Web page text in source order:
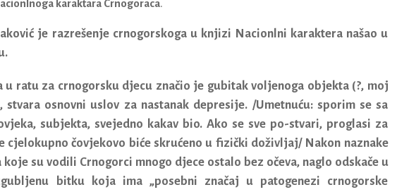
karaktara Crnogoraca.
je razrešenje crnogorskoga u knjizi Nacionlni karaktera našao u
u ratu za crnogorsku djecu značio je gubitak voljenoga objekta (?, moj
stvara osnovni uslov za nastanak depresije. /Umetnuću: sporim se sa
subjekta, svejedno kakav bio. Ako se sve po-stvari, proglasi za
cjelokupno čovjekovo biće skrućeno u fizički doživljaj/ Nakon naznake
su vodili Crnogorci mnogo djece ostalo bez očeva, naglo odskače u
bitku koja ima „posebni značaj u patogenezi crnogorske